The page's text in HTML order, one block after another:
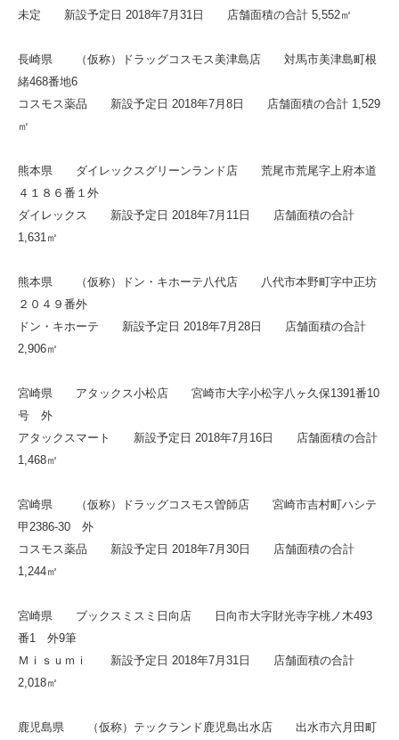
未定 新設予定日 2018年7月31日 店舗面積の合計 5,552㎡
長崎県 （仮称）ドラッグコスモス美津島店 対馬市美津島町根
緒468番地6
コスモス薬品 新設予定日 2018年7月8日 店舗面積の合計 1,529
㎡
熊本県 ダイレックスグリーンランド店 荒尾市荒尾字上府本道
４１８６番１外
ダイレックス 新設予定日 2018年7月11日 店舗面積の合計
1,631㎡
熊本県 （仮称）ドン・キホーテ八代店 八代市本野町字中正坊
２０４９番外
ドン・キホーテ 新設予定日 2018年7月28日 店舗面積の合計
2,906㎡
宮崎県 アタックス小松店 宮崎市大字小松字八ヶ久保1391番10
号 外
アタックスマート 新設予定日 2018年7月16日 店舗面積の合計
1,468㎡
宮崎県 （仮称）ドラッグコスモス曽師店 宮崎市吉村町ハシテ
甲2386-30 外
コスモス薬品 新設予定日 2018年7月30日 店舗面積の合計
1,244㎡
宮崎県 ブックスミスミ日向店 日向市大字財光寺字桃ノ木493
番1 外9筆
Ｍｉｓｕｍｉ 新設予定日 2018年7月31日 店舗面積の合計
2,018㎡
鹿児島県 （仮称）テックランド鹿児島出水店 出水市六月田町